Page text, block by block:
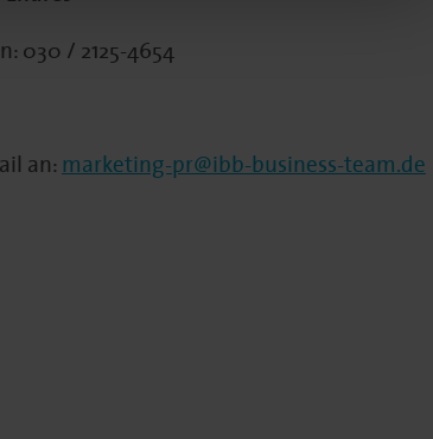
030 / 2125-4654
an:marketing-pr@ibb-business-team.de